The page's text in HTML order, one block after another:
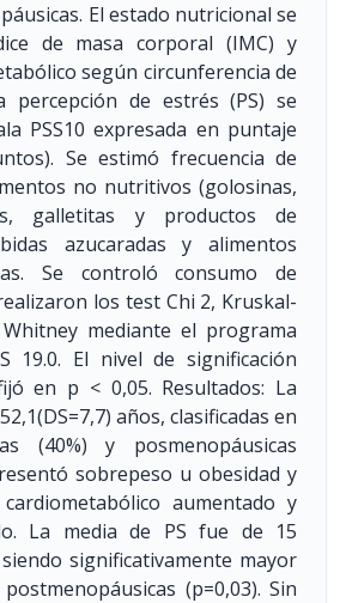
El estado nutricional se
de masa corporal (IMC) y
según circunferencia de
percepción de estrés (PS) se
PSS10 expresada en puntaje
Se estimó frecuencia de
no nutritivos (golosinas,
galletitas y productos de
azucaradas y alimentos
Se controló consumo de
los test Chi 2, Kruskal-
mediante el programa
19.0. El nivel de significación
en p < 0,05. Resultados: La
años, clasificadas en
(40%) y posmenopáusicas
sobrepeso u obesidad y
aumentado y
La media de PS fue de 15
significativamente mayor
(p=0,03). Sin